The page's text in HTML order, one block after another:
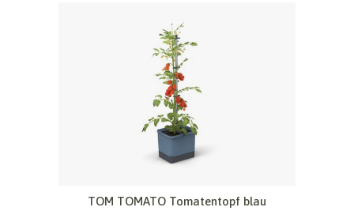
TOM TOMATO Tomatentopf blau